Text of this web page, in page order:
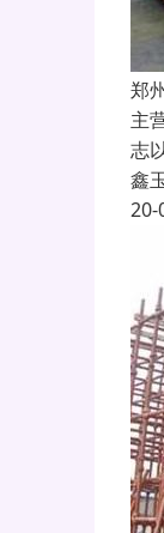
郑
主
志
鑫
20-